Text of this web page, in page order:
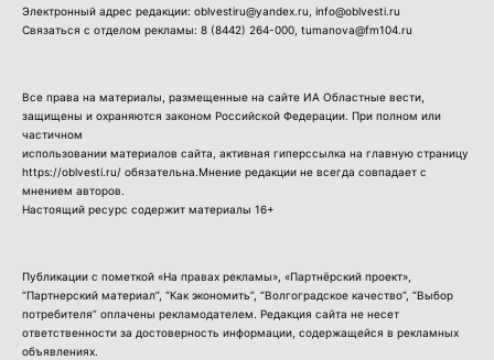
Электронный адрес редакции: oblvestiru@yandex.ru, info@oblvesti.ru
Связаться с отделом рекламы: 8 (8442) 264-000 , tumanova@fm104.ru
Все права на материалы, размещенные на сайте ИА Областные вести,
защищены и охраняются законом Российской Федерации. При полном или
частичном
использовании материалов сайта, активная гиперссылка на главную страницу
https://oblvesti.ru/ обязательна.Мнение редакции не всегда совпадает с
мнением авторов.
Настоящий ресурс содержит материалы 16+
Публикации с пометкой «На правах рекламы», «Партнёрский проект»,
“Партнерский материал”, “Как экономить”, “Волгоградское качество”, “Выбор
потребителя” оплачены рекламодателем. Редакция сайта не несет
ответственности за достоверность информации, содержащейся в рекламных
объявлениях.